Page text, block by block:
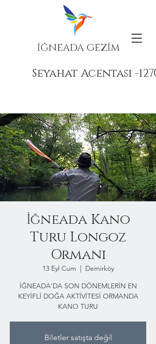
İĞNEADA GEZİM
Seyahat Acentası -
İğneada Kano
Turu Longoz
Ormanı
13 Eyl Cum
  |
Demirköy
İĞNEADA'DA SON DÖNEMLERİN EN
KEYİFLİ DOĞA AKTİVİTESİ ORMANDA
KANO TURU
Biletler satışta değil